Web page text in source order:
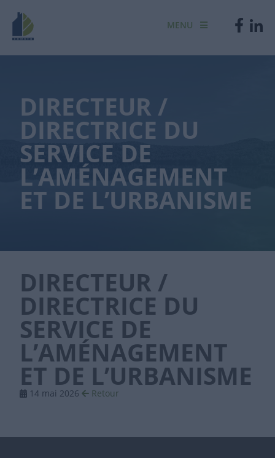
MENU
DIRECTEUR /
DIRECTRICE DU
SERVICE DE
L’AMÉNAGEMENT
ET DE L’URBANISME
DIRECTEUR /
DIRECTRICE DU
SERVICE DE
L’AMÉNAGEMENT
ET DE L’URBANISME
14 mai 2026 Retour